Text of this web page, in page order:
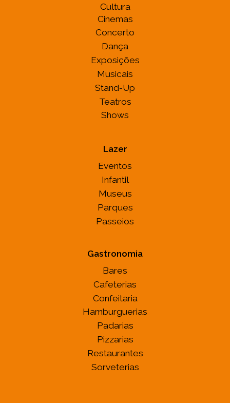
Cultura
Cinemas
Concerto
Dança
Exposições
Musicais
Stand-Up
Teatros
Shows
Lazer
Eventos
Infantil
Museus
Parques
Passeios
Gastronomia
Bares
Cafeterias
Confeitaria
Hamburguerias
Padarias
Pizzarias
Restaurantes
Sorveterias